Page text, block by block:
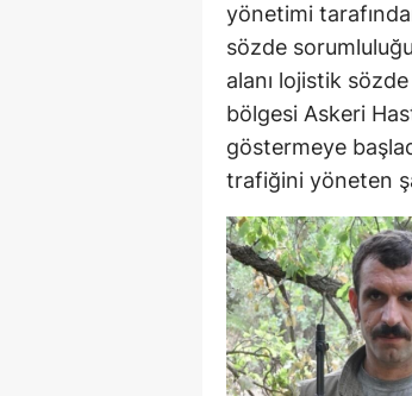
yönetimi
sözde
alanı lojistik
bölgesi Askeri
göstermeye
trafiğini yöneten